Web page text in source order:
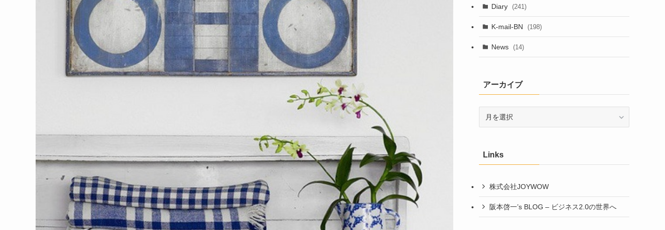
Diary (241)
K-mail-BN (198)
News (14)
アーカイブ
ブLinks
株式会社JOYWOW
阪本啓一’s BLOG – ビジネス2.0の世界へ